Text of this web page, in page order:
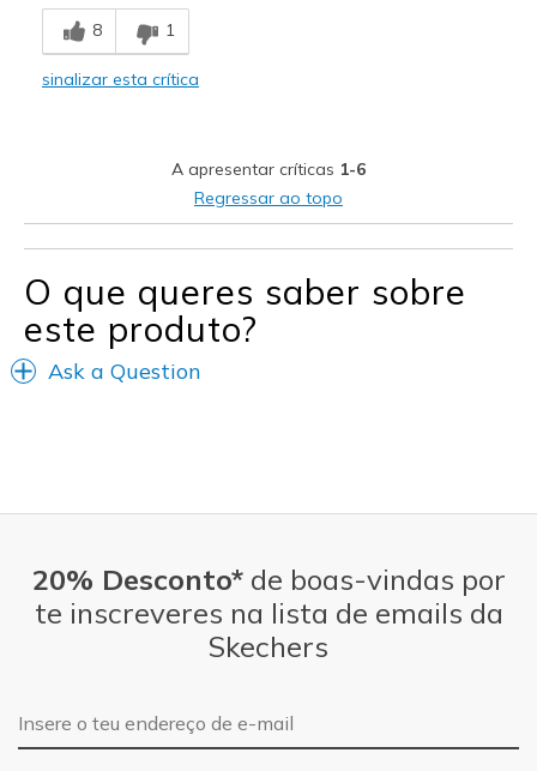
Contras
No cons
Feels true to width
Sizing
Feels true to size
View On Shoes
Shoes are for Wearing
8 1
sinalizar esta crítica
A apresentar críticas 1-6
Regressar ao topo
O que queres saber sobre
este produto?
Ask a Question
20% Desconto*de boas-vindas por
te inscreveres na lista de emails da
Skechers
Endereço de e-mail